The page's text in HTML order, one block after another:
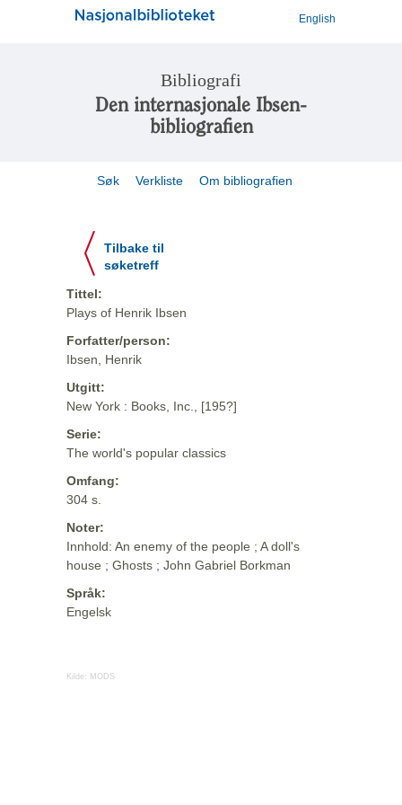
English
Bibliografi
Den internasjonale Ibsen-
bibliografien
Søk Verkliste Om bibliografien
Tilbake til
søketreff
Tittel:
Plays of Henrik Ibsen
Forfatter/person:
Ibsen, Henrik
Utgitt:
New York : Books, Inc., [195?]
Serie:
The world's popular classics
Omfang:
304 s.
Noter:
Innhold: An enemy of the people ; A doll's
house ; Ghosts ; John Gabriel Borkman
Språk:
Engelsk
Kilde: MODS